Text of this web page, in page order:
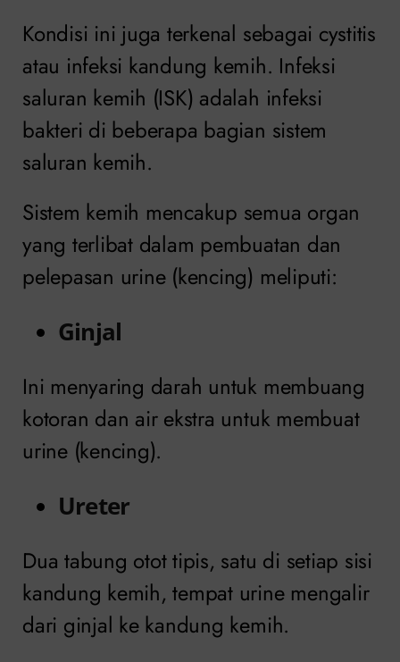
Kondisi ini juga terkenal sebagai cystitis
atau infeksi kandung kemih. Infeksi
saluran kemih (ISK) adalah infeksi
bakteri di beberapa bagian sistem
saluran kemih.
Sistem kemih mencakup semua organ
yang terlibat dalam pembuatan dan
pelepasan urine (kencing) meliputi:
Ginjal
Ini menyaring darah untuk membuang
kotoran dan air ekstra untuk membuat
urine (kencing).
Ureter
Dua tabung otot tipis, satu di setiap sisi
kandung kemih, tempat urine mengalir
dari ginjal ke kandung kemih.